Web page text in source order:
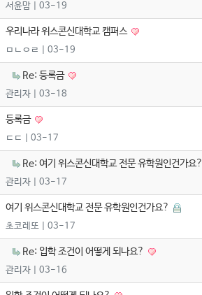
서윤맘 | 03-19
우리나라 위스콘신대학교 캠퍼스
ㅁㄴㅇㄹ | 03-19
Re: 등록금
관리자 | 03-18
등록금
ㄷㄷ | 03-17
Re: 여기 위스콘신대학교 전문 유학원인건가요?
관리자 | 03-17
여기 위스콘신대학교 전문 유학원인건가요?
초코레또 | 03-17
Re: 입학 조건이 어떻게 되나요?
관리자 | 03-16